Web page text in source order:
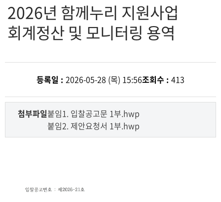
2026년 함께누리 지원사업
회계정산 및 모니터링 용역
등록일 : 2026-05-28 (목) 15:56조회수 : 413
첨부파일붙임1. 입찰공고문 1부.hwp
붙임2. 제안요청서 1부.hwp